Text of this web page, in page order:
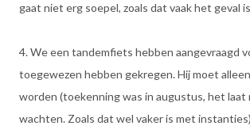
gaat niet erg soepel, zoals dat vaak het geval
4. We een tandemfiets hebben aangevraagd
toegewezen hebben gekregen. Hij moet
worden (toekenning was in augustus, het laat
wachten. Zoals dat wel vaker is met